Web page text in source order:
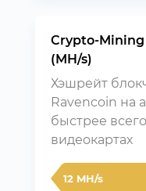
Crypto-
(MH/s)
Хэшрейт
Ravencoin на
быстрее
видеокартах
12 MH/s